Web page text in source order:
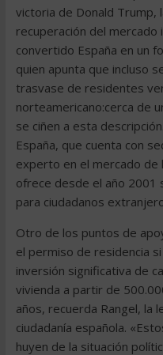
victoria de Donald Trump,
recuperación del mercado
convertido España en un
quien apunta que incluso
trasvase de residentes
norteamericano:cerca de
se ciñen a esta
España, que cuenta con
experto en el mercado de
ofrece desde el año 2001
para ciudadanos
Otro de los puntos de
el permiso de residencia
inversión significativa de
vivienda a partir de
años, recuerda Rangel, la
ciudadanía española.
huyen de la situación